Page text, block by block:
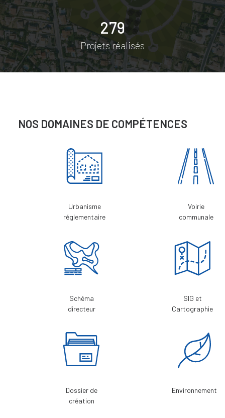
279
Projets réalisés
NOS DOMAINES DE COMPÉTENCES
Urbanisme
réglementaire
Voirie
communale
Schéma
directeur
SIG et
Cartographie
Dossier de
création
Environnement